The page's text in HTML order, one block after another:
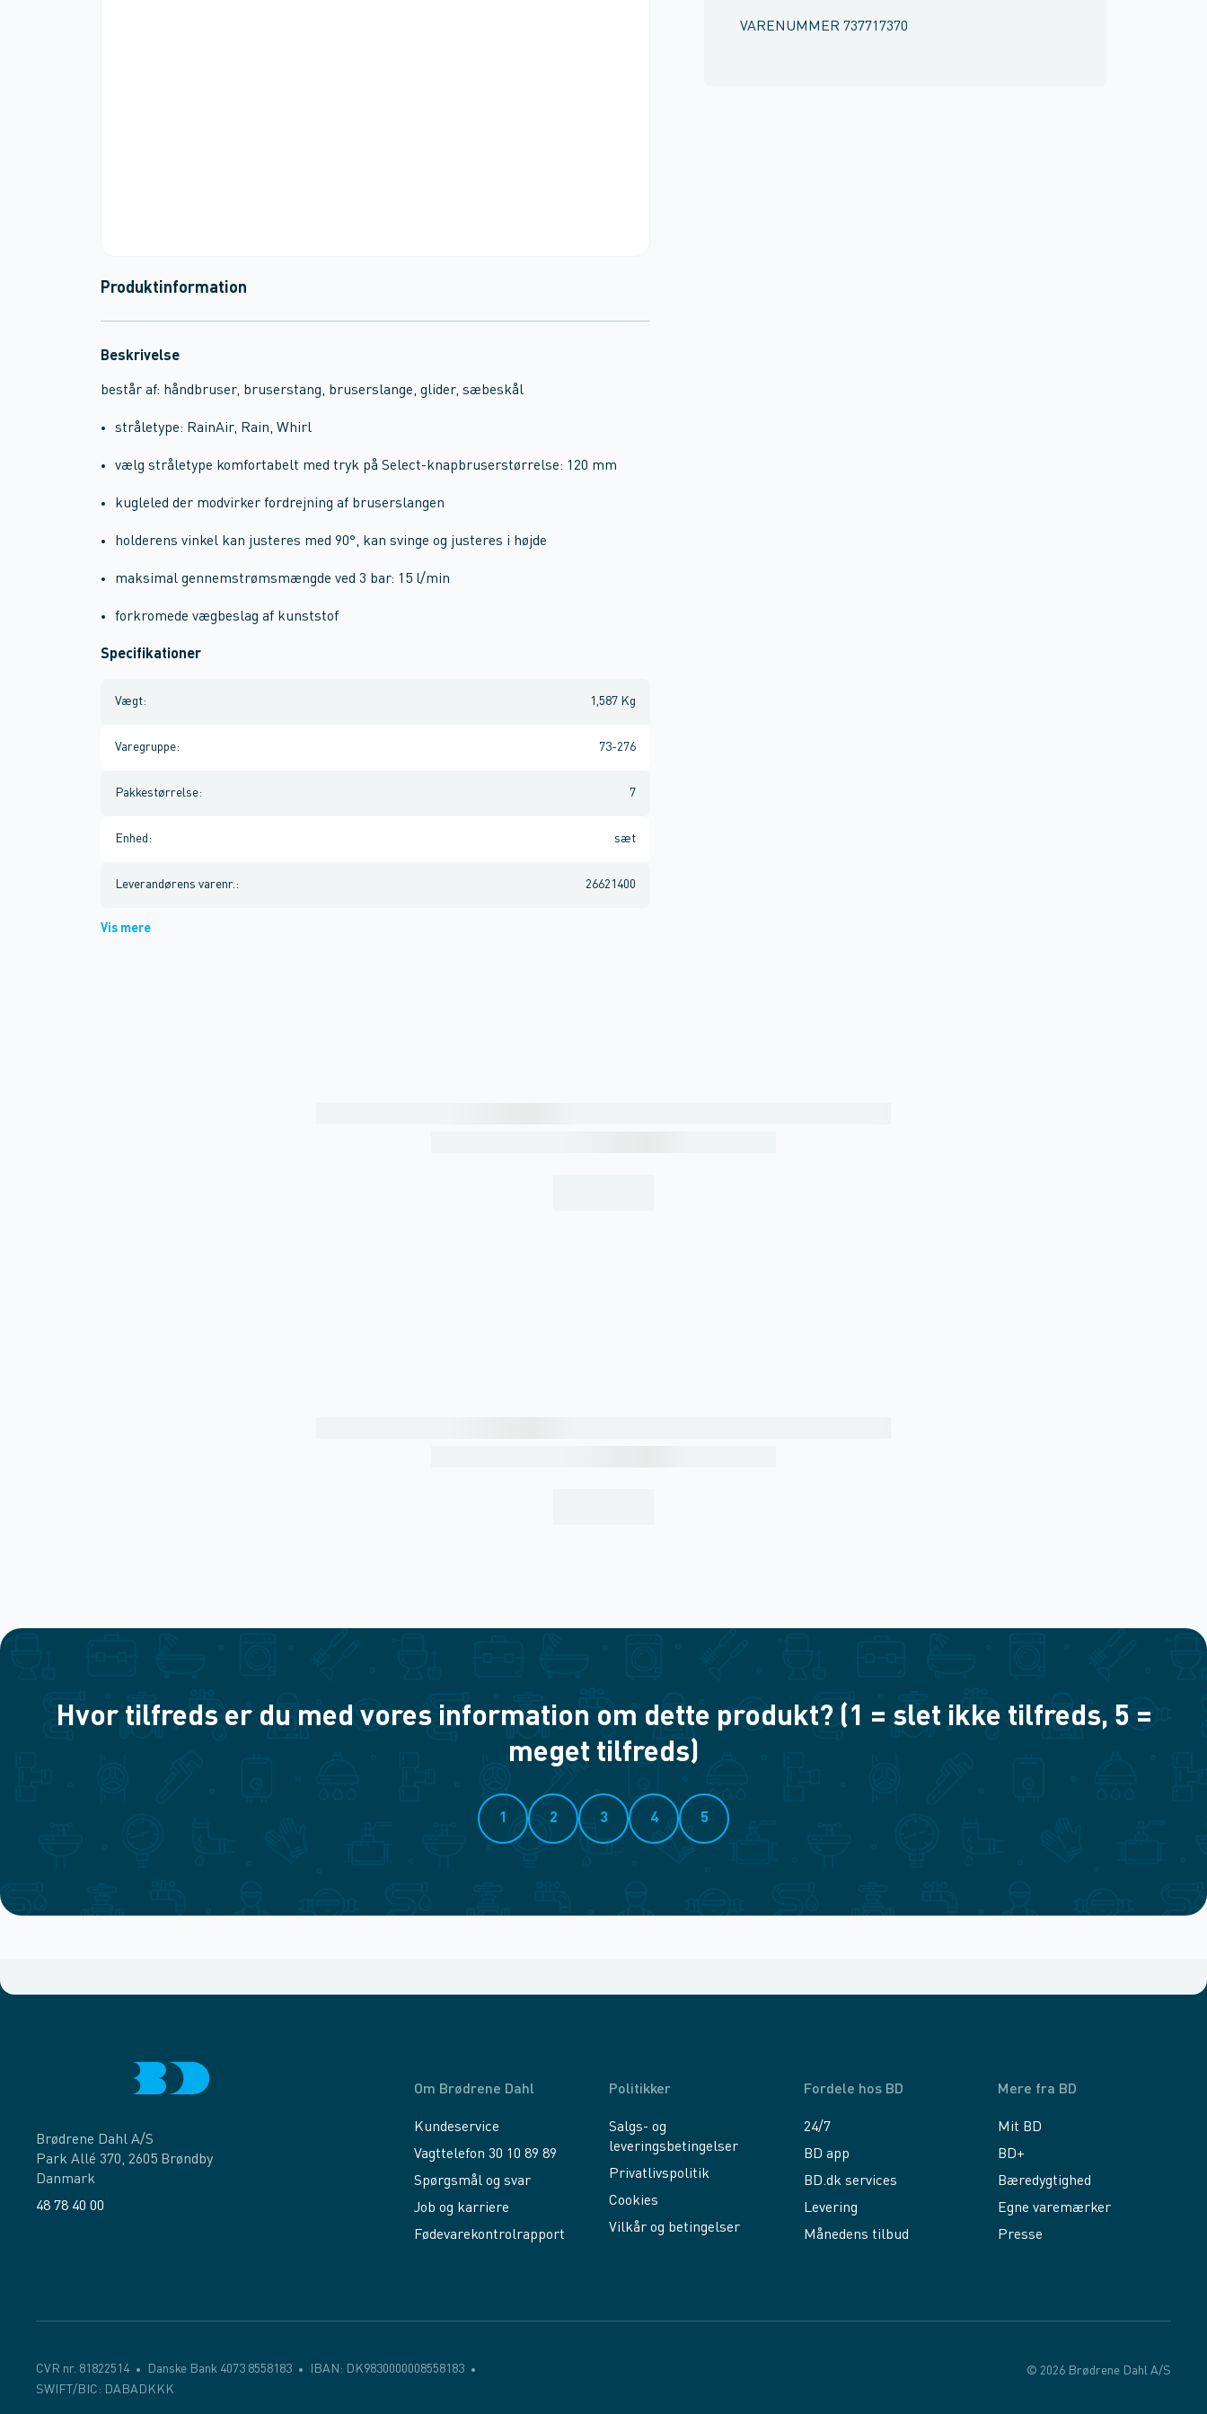
VARENUMMER 737717370
Produktinformation
Beskrivelse
består af: håndbruser, bruserstang, bruserslange, glider, sæbeskål
stråletype: RainAir, Rain, Whirl
vælg stråletype komfortabelt med tryk på Select-knapbruserstørrelse: 120 mm
kugleled der modvirker fordrejning af bruserslangen
holderens vinkel kan justeres med 90°, kan svinge og justeres i højde
maksimal gennemstrømsmængde ved 3 bar: 15 l/min
forkromede vægbeslag af kunststof
Specifikationer
Vægt: 1,587 Kg
Varegruppe: 73-276
Pakkestørrelse: 7
Enhed : sæt
Leverandørens varenr. : 26621400
Vis mere
Hvor tilfreds er du med vores information om dette produkt? (1 = slet ikke tilfreds, 5 =
meget tilfreds)
1 2 3 4 5
Brødrene Dahl A/S
Park Allé 370, 2605 Brøndby
Danmark
48 78 40 00
Om Brødrene Dahl
Kundeservice
Vagttelefon 30 10 89 89
Spørgsmål og svar
Job og karriere
Fødevarekontrolrapport
Politikker
Salgs- og
leveringsbetingelser
Privatlivspolitik
Cookies
Vilkår og betingelser
Fordele hos BD
24/7
BD app
BD.dk services
Levering
Månedens tilbud
Mere fra BD
Mit BD
BD+
Bæredygtighed
Egne varemærker
Presse
CVR nr. 81822514 Danske Bank 4073 8558183
IBAN: DK9830000008558183
SWIFT/BIC: DABADKKK
© 2026 Brødrene Dahl A/S